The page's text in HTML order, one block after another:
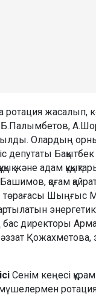
ротация жасалып,
Олардың
депутаты Бақытбек
және адам
қоғам
Шыңғыс
директоры
Қожахметова,
Сенім кеңесі
мүшелермен